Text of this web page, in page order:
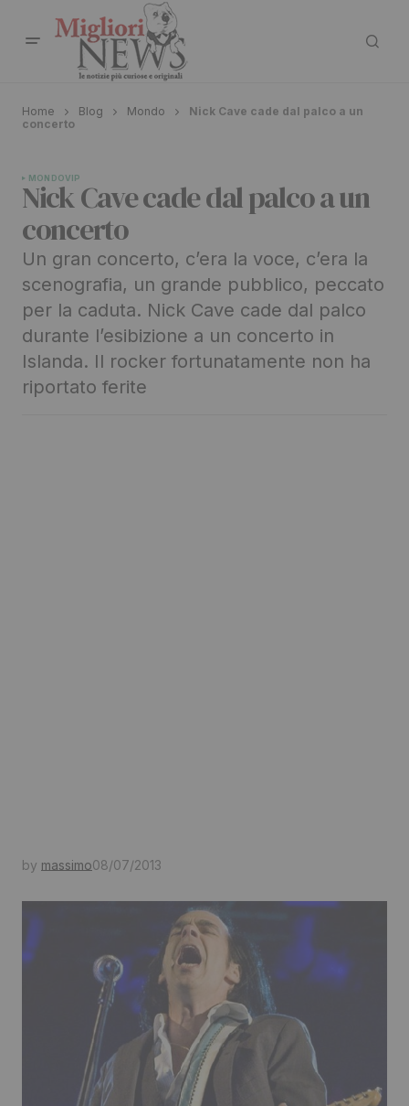
Home Blog Mondo
Nick Cave cade dal palco a un
concerto
MONDOVIP
Nick Cave cade dal palco a un
concerto
Un gran concerto, c’era la voce, c’era la
scenografia, un grande pubblico, peccato
per la caduta. Nick Cave cade dal palco
durante l’esibizione a un concerto in
Islanda. Il rocker fortunatamente non ha
riportato ferite
by massimo08/07/2013